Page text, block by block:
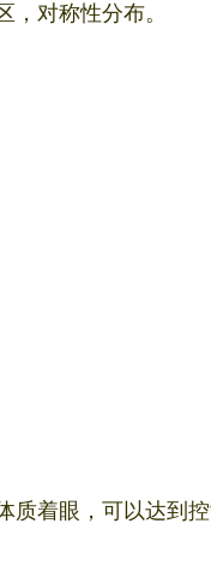
对称性分布。
质着眼，可以达到